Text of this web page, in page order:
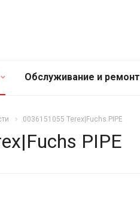
Обслуживание и ремонт
0036151055 Terex|Fuchs PIPE
PIPE